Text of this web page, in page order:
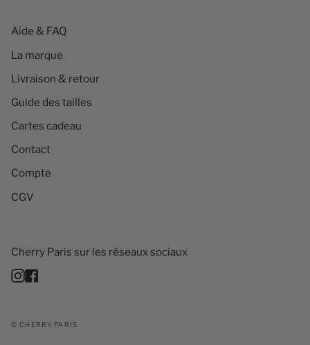
Aide & FAQ
La marque
Livraison & retour
Guide des tailles
Cartes cadeau
Contact
Compte
CGV
Cherry Paris sur les réseaux sociaux
Instagram
© CHERRY PARIS